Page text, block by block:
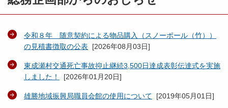
令和８年 随意契約による物品購入（スノーポール（竹））
の見積書徴取の公表 [2026年08月03日]
東成瀬村交通死亡事故抑止継続3,500日達成表彰伝達式を実施
しました！
[2026年01月20日]
雄勝地域振興局職員会館の使用について [2019年05月01日]